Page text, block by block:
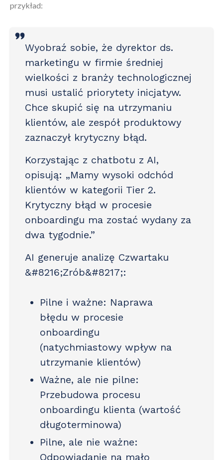
przykład:
Wyobraź sobie, że dyrektor ds.
marketingu w firmie średniej
wielkości z branży technologicznej
musi ustalić priorytety inicjatyw.
Chce skupić się na utrzymaniu
klientów, ale zespół produktowy
zaznaczył krytyczny błąd.
Korzystając z chatbotu z AI,
opisują: „Mamy wysoki odchód
klientów w kategorii Tier 2.
Krytyczny błąd w procesie
onboardingu ma zostać wydany za
dwa tygodnie.”
AI generuje analizę Czwartaku
&#8216;Zrób&#8217;:
Pilne i ważne: Naprawa
błędu w procesie
onboardingu
(natychmiastowy wpływ na
utrzymanie klientów)
Ważne, ale nie pilne:
Przebudowa procesu
onboardingu klienta (wartość
długoterminowa)
Pilne, ale nie ważne:
Odpowiadanie na mało